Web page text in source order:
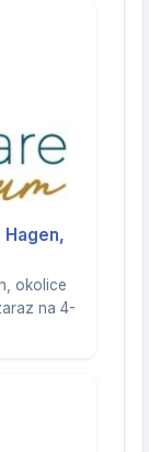
okolice
na 4-